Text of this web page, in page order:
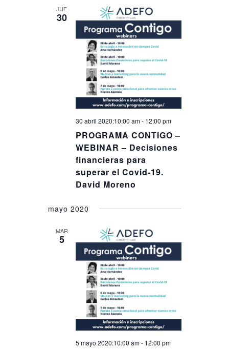
JUE
30
30 abril 2020:10:00 am- 12:00 pm
PROGRAMA CONTIGO –
WEBINAR – Decisiones
financieras para
superar el Covid-19.
David Moreno
mayo 2020
MAR
5
5 mayo 2020:10:00 am- 12:00 pm